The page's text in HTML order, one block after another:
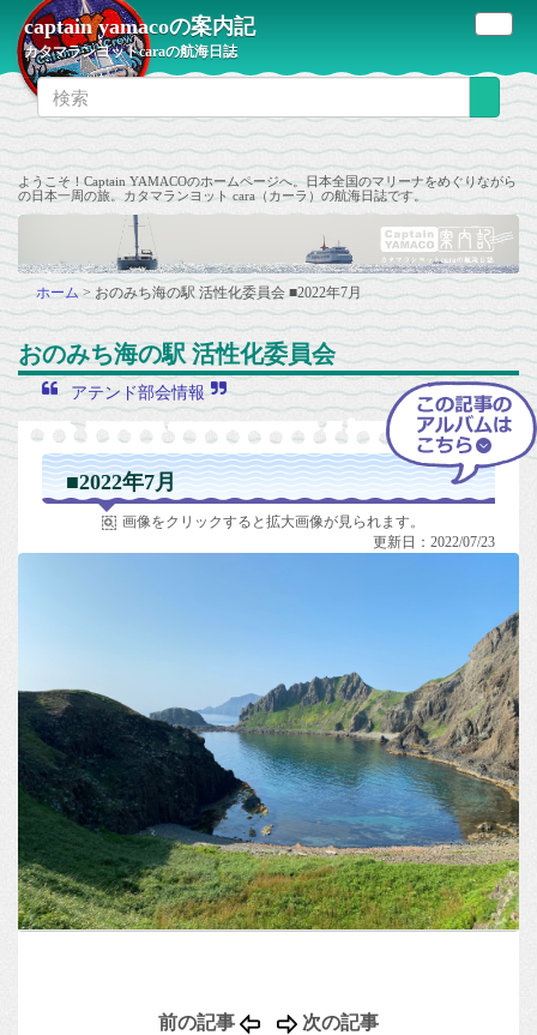
captain yamacoの案内記
カタマランヨットcaraの航海日誌
ようこそ！Captain YAMACOのホームページへ。日本全国のマリーナをめぐりながら
の日本一周の旅。カタマランヨット cara（カーラ）の航海日誌です。
ホーム > おのみち海の駅 活性化委員会■2022年7月
おのみち海の駅 活性化委員会
アテンド部会情報
■2022年7月
画像をクリックすると拡大画像が見られます。
更新日：2022/07/23
前の記事
次の記事